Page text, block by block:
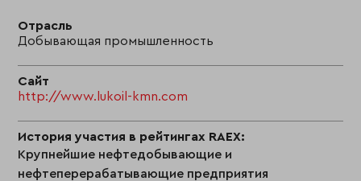
Отрасль
Добывающая промышленность
Сайт
http://www.lukoil-kmn.com
История участия в рейтингах RAEX:
Крупнейшие нефтедобывающие и
нефтеперерабатывающие предприятия